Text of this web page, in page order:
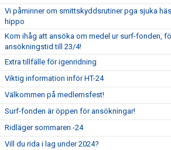
Vi påminner om smittskyddsrutiner pga sjuka
hippo
Kom ihåg att ansöka om medel ur surf-fonden,
ansökningstid till 23/4!
Extra tillfälle för igenridning
Viktig information inför HT-24
Välkommen på medlemsfest!
Surf-fonden är öppen för ansökningar!
Ridläger sommaren -24
Vill du rida i lag under 2024?